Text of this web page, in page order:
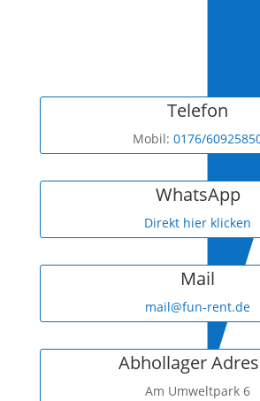
Telefon
Mobil:0176/
WhatsApp
Direkt hier klicken
Mail
mail@fun-rent.de
Abhollager
Am Umweltpark 6